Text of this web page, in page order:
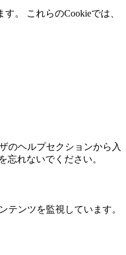
。 これらのCookieでは、
のヘルプセクションから入
忘れないでください。
ンツを監視しています。